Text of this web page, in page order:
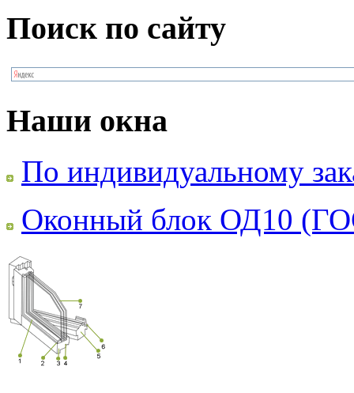
Поиск по сайту
Наши окна
По индивидуальному
Оконный блок ОД10